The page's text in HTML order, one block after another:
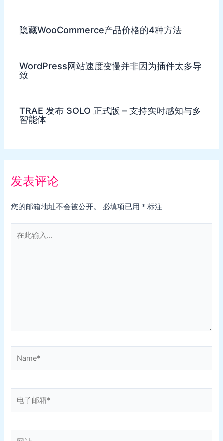
隐藏WooCommerce产品价格的4种方法
WordPress网站速度变慢并非因为插件太多导
致
TRAE 发布 SOLO 正式版 – 支持实时感知与多
智能体
发表评论
您的邮箱地址不会被公开。 必填项已用 * 标注
箱